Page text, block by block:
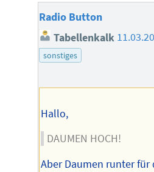
Radio Button
Tabellenkalk
sonstiges
Hallo,
DAUMEN HOCH!
Aber Daumen runter für